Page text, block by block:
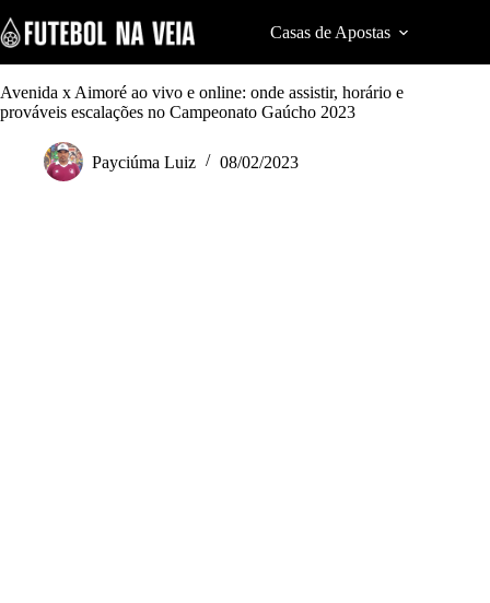
k
i
p
o
c
Casas de Apostas
Avenida x Aimoré ao vivo e online: onde assistir, horário e
prováveis escalações no Campeonato Gaúcho 2023
Payciúma Luiz 08/02/2023